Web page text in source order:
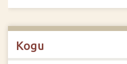
Kogu